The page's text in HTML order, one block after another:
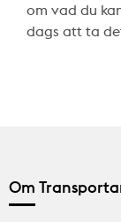
om vad du
dags att ta
Om